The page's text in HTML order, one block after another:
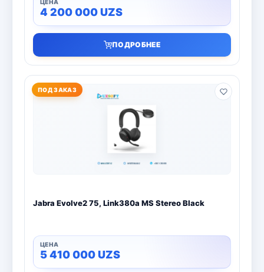
4 200 000UZS
ПОДРОБНЕЕ
ПОД ЗАКАЗ
Jabra Evolve2 75, Link380a MS Stereo Black
5 410 000UZS